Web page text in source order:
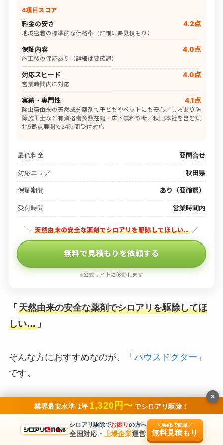
4項目スコア
料金の安さ 4.2点
地域密着の標準的な価格帯（詳細は要見積もり）
保証内容 4.0点
施工後の保証あり（詳細は要確認）
対応スピード 4.0点
営業時間内に対応
実績・専門性 4.1点
除虫菊由来の天然成分薬剤で子どもやペットにも安心／しろあり防
除施工士など有資格者多数在籍・床下無料診断／秋田本社を含む東
北5拠点展開で24時間受付対応
最低料金 要問合せ
対応エリア 秋田県
保証期間 あり（要確認）
受付時間 営業時間内
＼ 天然由来の安全な薬剤でシロアリを駆除してほしい… ／
無料で見積もりを依頼する
※公式サイトに移動します
「 天然由来の安全な薬剤でシロアリを駆除してほ
しい…」
そんな方におすすめなのが、「 ハウスドクター 」
です。
除虫菊由来の天然成分薬剤を使用しており、
な子どもやペットがいる家庭でも安心して依頼で
業界最安水準 1坪 1,320円〜 でシロアリ駆除！
シロアリ駆除でお困りの方へ
全国対応・ 上場企業運営
＼Webで簡単／
無料見積もり
×